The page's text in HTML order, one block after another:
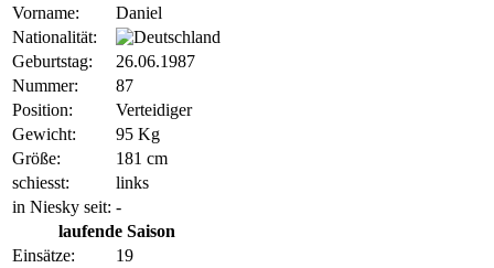
Vorname:
Daniel
Nationalität:
Geburtstag:
26.06.1987
Nummer:
87
Position:
Verteidiger
Gewicht:
95 Kg
Größe:
181 cm
schiesst:
links
in Niesky seit: -
laufende Saison
Einsätze:
19